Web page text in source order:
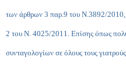
των άρθρων 3 παρ.9 του Ν.3892/
2 του Ν. 4025/2011. Επίσης όπως
συνταγολογίων σε όλους τους